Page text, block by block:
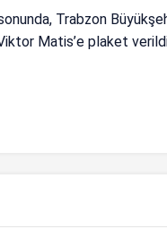
Trabzon
Matis’e plaket